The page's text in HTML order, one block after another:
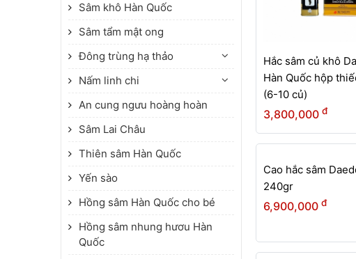
Hắc sâm củ khô
Hàn Quốc hộp
(6-10 củ)
3,800,000 đ
Cao hắc sâm
240gr
6,900,000 đ
Sâm khô Hàn Quốc
Sâm tẩm mật ong
Đông trùng hạ thảo
Nấm linh chi
An cung ngưu hoàng hoàn
Sâm Lai Châu
Thiên sâm Hàn Quốc
Yến sào
Hồng sâm Hàn Quốc cho bé
Hồng sâm nhung hươu Hàn
Quốc